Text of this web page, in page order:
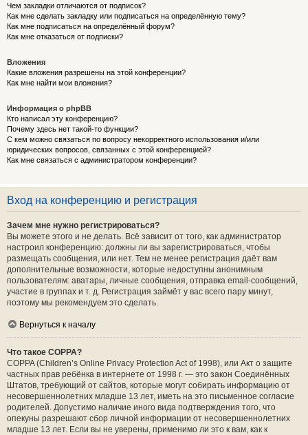
Чем закладки отличаются от подписок?
Как мне сделать закладку или подписаться на определённую тему?
Как мне подписаться на определённый форум?
Как мне отказаться от подписки?
Вложения
Какие вложения разрешены на этой конференции?
Как мне найти мои вложения?
Информация о phpBB
Кто написал эту конференцию?
Почему здесь нет такой-то функции?
С кем можно связаться по вопросу некорректного использования и/или
юридических вопросов, связанных с этой конференцией?
Как мне связаться с администратором конференции?
Вход на конференцию и регистрация
Зачем мне нужно регистрироваться?
Вы можете этого и не делать. Всё зависит от того, как администратор
настроил конференцию: должны ли вы зарегистрироваться, чтобы
размещать сообщения, или нет. Тем не менее регистрация даёт вам
дополнительные возможности, которые недоступны анонимным
пользователям: аватары, личные сообщения, отправка email-сообщений,
участие в группах и т. д. Регистрация займёт у вас всего пару минут,
поэтому мы рекомендуем это сделать.
Вернуться к началу
Что такое COPPA?
COPPA (Children’s Online Privacy Protection Act of 1998), или Акт о защите
частных прав ребёнка в интернете от 1998 г. — это закон Соединённых
Штатов, требующий от сайтов, которые могут собирать информацию от
несовершеннолетних младше 13 лет, иметь на это письменное согласие
родителей. Допустимо наличие иного вида подтверждения того, что
опекуны разрешают сбор личной информации от несовершеннолетних
младше 13 лет. Если вы не уверены, применимо ли это к вам, как к